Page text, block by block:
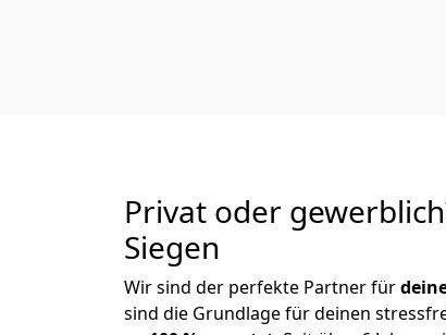
Privat oder
Siegen
Wir sind der perfekte Partner für
sind die Grundlage für deinen